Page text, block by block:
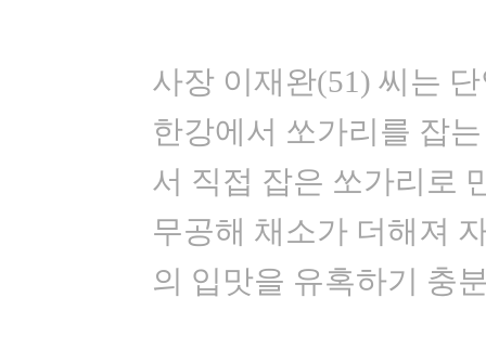
사장 이재완(51) 씨는
한강에서 쏘가리를 잡
서 직접 잡은 쏘가리로
무공해 채소가 더해져
의 입맛을 유혹하기 충